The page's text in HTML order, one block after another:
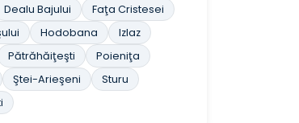
Dealu Bajului
Faţa Cristesei
Hodobana
Izlaz
Pătrăhăiţeşti
Poieniţa
Ştei-Arieşeni
Sturu